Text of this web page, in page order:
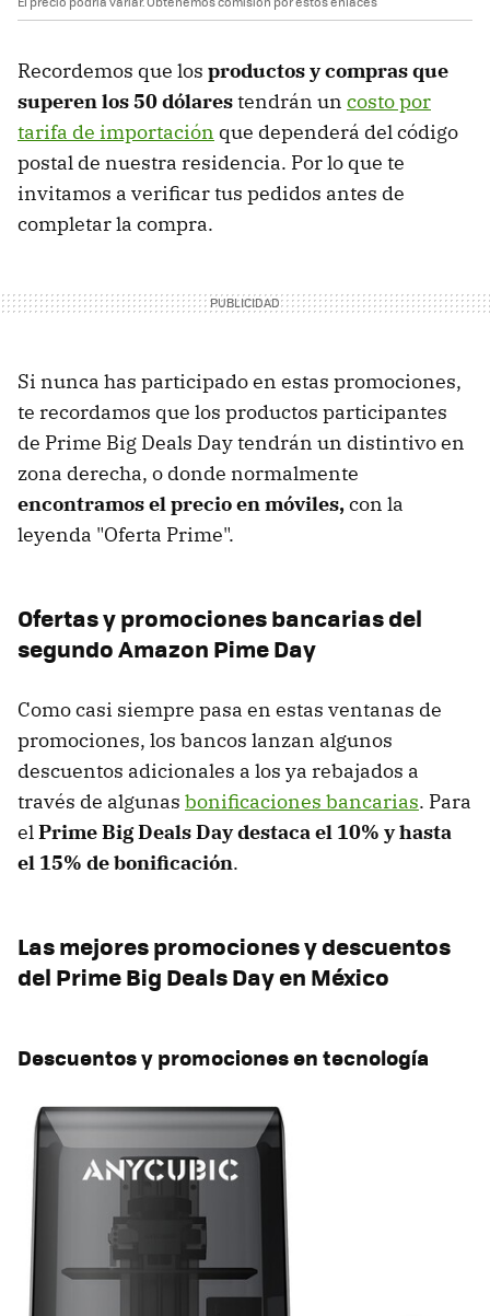
Recordemos que los productos y compras que
superen los 50 dólarestendrán un costo por
tarifa de importación que dependerá del código
postal de nuestra residencia. Por lo que te
invitamos a verificar tus pedidos antes de
completar la compra.
Si nunca has participado en estas promociones,
te recordamos que los productos participantes
de Prime Big Deals Day tendrán un distintivo en
zona derecha, o donde normalmente
encontramos el precio en móviles,con la
leyenda "Oferta Prime".
Ofertas y promociones bancarias del
segundo Amazon Pime Day
Como casi siempre pasa en estas ventanas de
promociones, los bancos lanzan algunos
descuentos adicionales a los ya rebajados a
través de algunas bonificaciones bancarias. Para
elPrime Big Deals Day destaca el 10% y hasta
el 15% de bonificación.
Las mejores promociones y descuentos
del Prime Big Deals Day en México
Descuentos y promociones en tecnología